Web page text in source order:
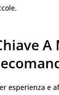
esperienza e